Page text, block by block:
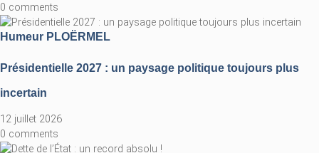
0 comments
Humeur PLOËRMEL
Présidentielle 2027 : un paysage politique toujours plus
incertain
12 juillet 2026
0 comments